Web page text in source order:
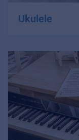
Ukulele